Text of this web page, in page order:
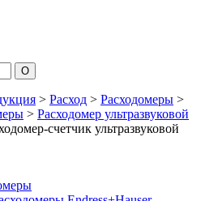
> Расход > Расходомеры >
> Расходомер ультразвуковой
счетчик ультразвуковой